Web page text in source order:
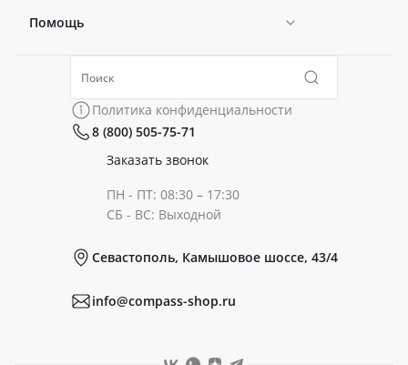
Новости
Политика конфиденциальности
Помощь
Коллекции
Политика конфиденциальности
8 (800) 505-75-71
Заказать звонок
ПН - ПТ: 08:30 – 17:30
СБ - ВС: Выходной
Севастополь, Камышовое шоссе, 43/4
info@compass-shop.ru